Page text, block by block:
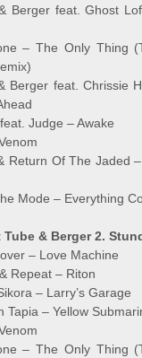
Berger feat. Ghost
– The Only Thing
Berger feat. Chrissie
Judge – Awake
Return Of The Jaded
Mode – Everything
& Berger 2.
– Love Machine
Repeat – Riton
– Larry’s Garage
Tapia – Yellow
– The Only Thing